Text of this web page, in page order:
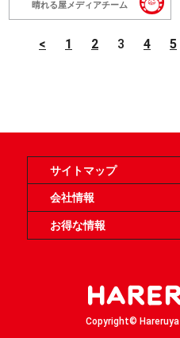
晴れる屋メディアチーム
< 1 2 3 4 5
サイトマップ
オンラインショップ
買取
記事
選手一覧
デッキ検索
デッキ構築
イベント・大会
店舗のご案内
お問い合わせ
ヘルプ
FAQ
会社情報
利用規約
スタッフ募集
特定商取引法表示
個人情報保護方針
企業情報
お得な情報
Copyright©